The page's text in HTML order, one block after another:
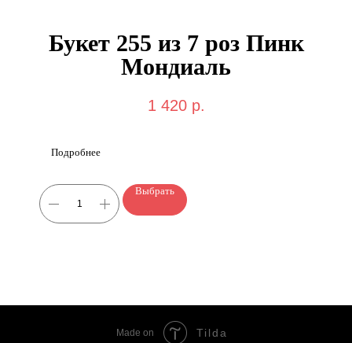
Букет 255 из 7 роз Пинк
Мондиаль
1 420 р.
Подробнее
Выбрать
Made on Tilda